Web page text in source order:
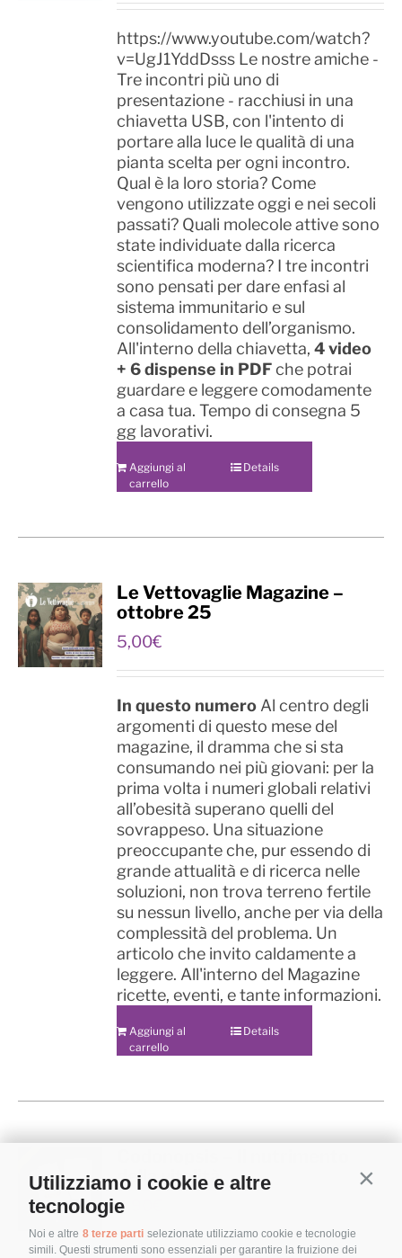
Utilizziamo i cookie e altre
tecnologie
Noi e altre 8 terze parti selezionate utilizziamo cookie e tecnologie
simili. Questi strumenti sono essenziali per garantire la fruizione dei
https://www.youtube.com/watch?
v=UgJ1YddDsss Le nostre amiche -
Tre incontri più uno di
presentazione - racchiusi in una
chiavetta USB, con l'intento di
portare alla luce le qualità di una
pianta scelta per ogni incontro.
Qual è la loro storia? Come
vengono utilizzate oggi e nei secoli
passati? Quali molecole attive sono
state individuate dalla ricerca
scientifica moderna? I tre incontri
sono pensati per dare enfasi al
sistema immunitario e sul
consolidamento dell’organismo.
All'interno della chiavetta,4 video
+ 6 dispense in PDFche potrai
guardare e leggere comodamente
a casa tua. Tempo di consegna 5
gg lavorativi.
Aggiungi al
carrello
Details
Le Vettovaglie Magazine –
ottobre 25
5,00€
In questo numero Al centro degli
argomenti di questo mese del
magazine, il dramma che si sta
consumando nei più giovani: per la
prima volta i numeri globali relativi
all’obesità superano quelli del
sovrappeso. Una situazione
preoccupante che, pur essendo di
grande attualità e di ricerca nelle
soluzioni, non trova terreno fertile
su nessun livello, anche per via della
complessità del problema. Un
articolo che invito caldamente a
leggere. All'interno del Magazine
ricette, eventi, e tante informazioni.
Aggiungi al
carrello
Details
della vitalità
4,90